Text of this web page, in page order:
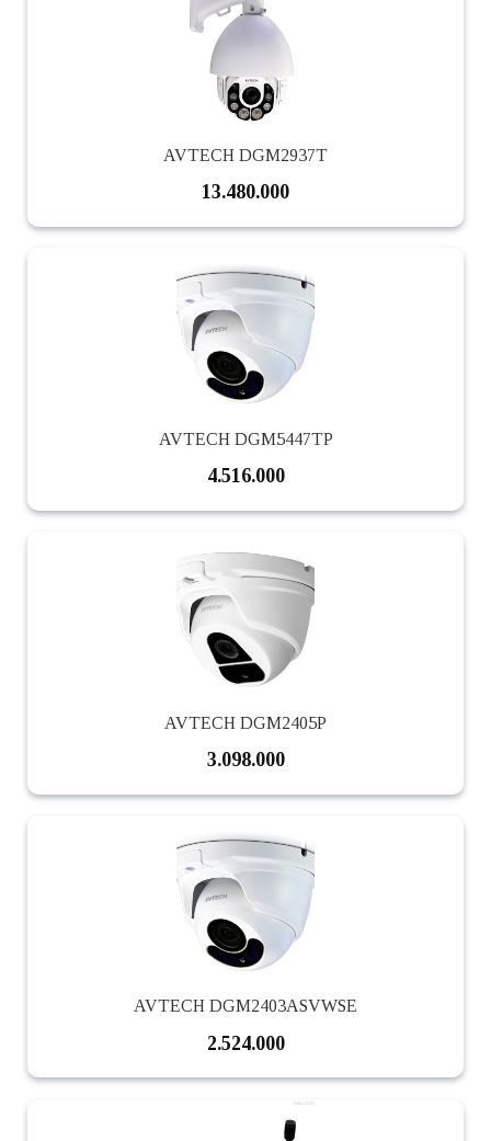
AVTECH DGM2937T
13.480.000
AVTECH DGM5447TP
4.516.000
AVTECH DGM2405P
3.098.000
AVTECH DGM2403ASVWSE
2.524.000